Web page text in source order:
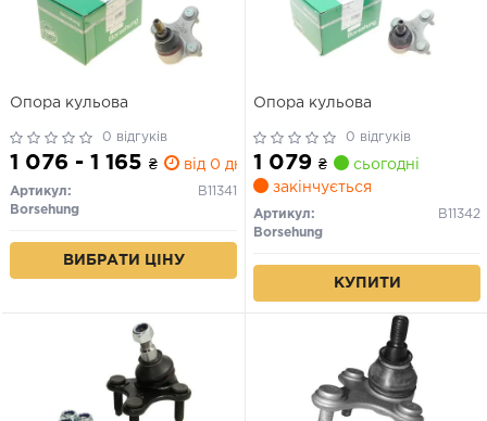
Опора кульова
0 відгуків
1 076 - 1 165 ₴ від 0 дн.
Артикул:
B11341
Borsehung
ВИБРАТИ ЦІНУ
Опора кульова
0 відгуків
1 079 ₴
сьогодні
закінчується
Артикул:
B11342
Borsehung
КУПИТИ